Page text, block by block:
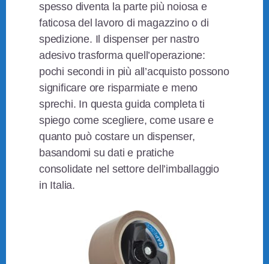
spesso diventa la parte più noiosa e
faticosa del lavoro di magazzino o di
spedizione. Il dispenser per nastro
adesivo trasforma quell’operazione:
pochi secondi in più all’acquisto possono
significare ore risparmiate e meno
sprechi. In questa guida completa ti
spiego come scegliere, come usare e
quanto può costare un dispenser,
basandomi su dati e pratiche
consolidate nel settore dell’imballaggio
in Italia.